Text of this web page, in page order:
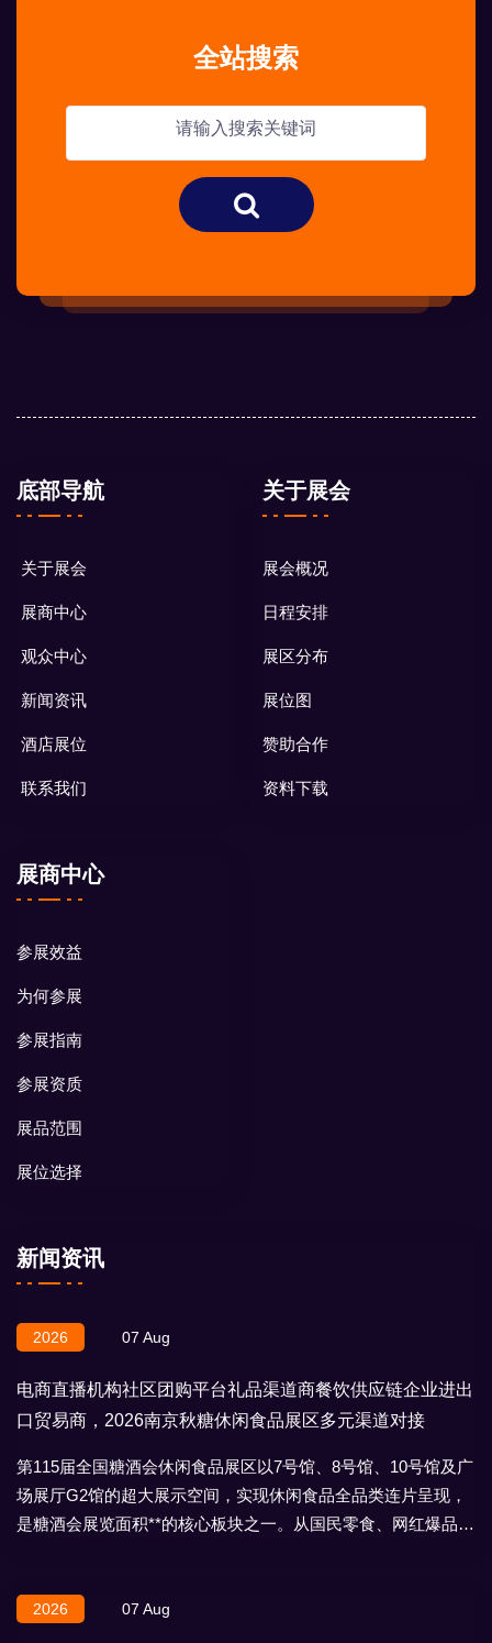
全站搜索
底部导航
关于展会
展商中心
观众中心
新闻资讯
酒店展位
联系我们
关于展会
展会概况
日程安排
展区分布
展位图
赞助合作
资料下载
展商中心
参展效益
为何参展
参展指南
参展资质
展品范围
展位选择
新闻资讯
2026 07 Aug
电商直播机构社区团购平台礼品渠道商餐饮供应链企业进出
口贸易商，2026南京秋糖休闲食品展区多元渠道对接
第115届全国糖酒会休闲食品展区以7号馆、8号馆、10号馆及广
场展厅G2馆的超大展示空间，实现休闲食品全品类连片呈现，
是糖酒会展览面积**的核心板块之一。从国民零食、网红爆品到
2026 07 Aug